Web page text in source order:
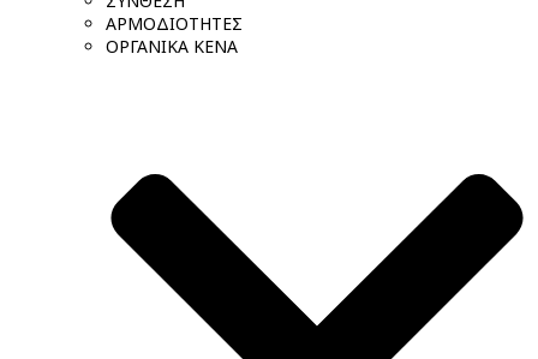
ΑΡΜΟΔΙΟΤΗΤΕΣ
ΟΡΓΑΝΙΚΑ ΚΕΝΑ